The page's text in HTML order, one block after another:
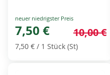
Special
Price
7,50 € 10,00 €
7,50 € / 1 Stück (St)